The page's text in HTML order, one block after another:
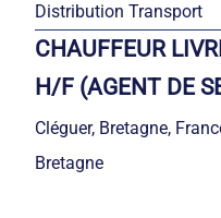
Distribution Transport
CHAUFFEUR
H/F (AGENT DE
Cléguer, Bretagne,
Bretagne